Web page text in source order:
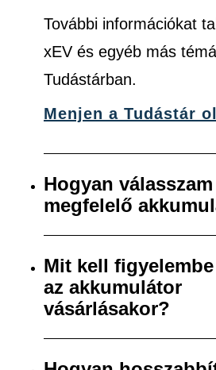
További információkat
xEV és egyéb más
Tudástárban.
Menjen a Tudástár
Hogyan
megfelelő
Mit kell
az akkumulátor
vásárlásakor?